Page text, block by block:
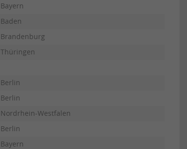
Bayern
Baden
Brandenburg
Thüringen
Berlin
Berlin
Nordrhein-Westfalen
Berlin
Bayern